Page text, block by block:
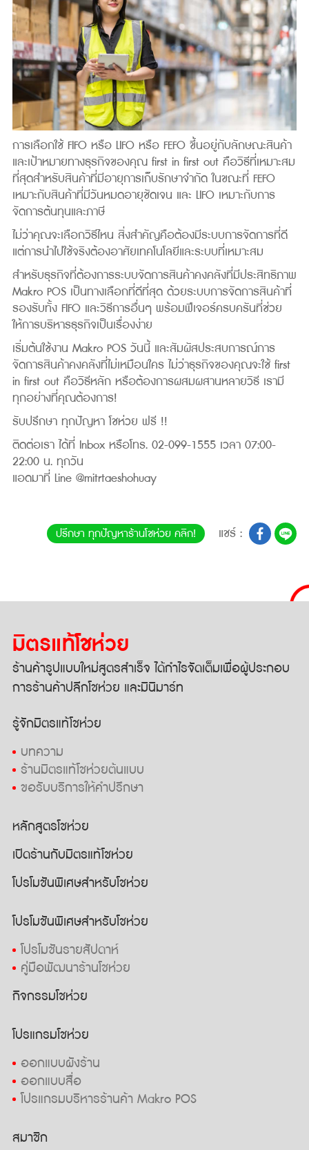
การเลือกใช้ FIFO หรือ LIFO หรือ FEFO ขึ้นอยู่กับลักษณะสินค้า
และเป้าหมายทางธุรกิจของคุณ first in first out คือวิธีที่เหมาะสม
ที่สุดสำหรับสินค้าที่มีอายุการเก็บรักษาจำกัด ในขณะที่ FEFO
เหมาะกับสินค้าที่มีวันหมดอายุชัดเจน และ LIFO เหมาะกับการ
จัดการต้นทุนและภาษี
ไม่ว่าคุณจะเลือกวิธีไหน สิ่งสำคัญคือต้องมีระบบการจัดการที่ดี
แต่การนำไปใช้จริงต้องอาศัยเทคโนโลยีและระบบที่เหมาะสม
สำหรับธุรกิจที่ต้องการระบบจัดการสินค้าคงคลังที่มีประสิทธิภาพ
Makro POS เป็นทางเลือกที่ดีที่สุด ด้วยระบบการจัดการสินค้าที่
รองรับทั้ง FIFO และวิธีการอื่นๆ พร้อมฟีเจอร์ครบครันที่ช่วย
ให้การบริหารธุรกิจเป็นเรื่องง่าย
เริ่มต้นใช้งาน Makro POS วันนี้ และสัมผัสประสบการณ์การ
จัดการสินค้าคงคลังที่ไม่เหมือนใคร ไม่ว่าธุรกิจของคุณจะใช้ first
in first out คือวิธีหลัก หรือต้องการผสมผสานหลายวิธี เรามี
ทุกอย่างที่คุณต้องการ!
รับปรึกษา ทุกปัญหา โชห่วย ฟรี !!
ติดต่อเรา ได้ที่ Inbox หรือโทร. 02-099-1555 เวลา 07:00-
22:00 น. ทุกวัน
แอดมาที่ Line @mitrtaeshohuay
ปรึกษา ทุกปัญหาร้านโชห่วย คลิก! แชร์ :
มิตรแท้โชห่วย
ร้านค้ารูปแบบใหม่สูตรสำเร็จ ได้กำไรจัดเต็มเพื่อผู้ประกอบ
การร้านค้าปลีกโชห่วย และมินิมาร์ท
รู้จักมิตรแท้โชห่วย
บทความ
ร้านมิตรแท้โชห่วยต้นแบบ
ขอรับบริการให้คำปรึกษา
หลักสูตรโชห่วย
เปิดร้านกับมิตรแท้โชห่วย
โปรโมชันพิเศษสำหรับโชห่วย
โปรโมชันพิเศษสำหรับโชห่วย
โปรโมชันรายสัปดาห์
คู่มือพัฒนาร้านโชห่วย
กิจกรรมโชห่วย
โปรแกรมโชห่วย
ออกแบบผังร้าน
ออกแบบสื่อ
โปรแกรมบริหารร้านค้า Makro POS
สมาชิก